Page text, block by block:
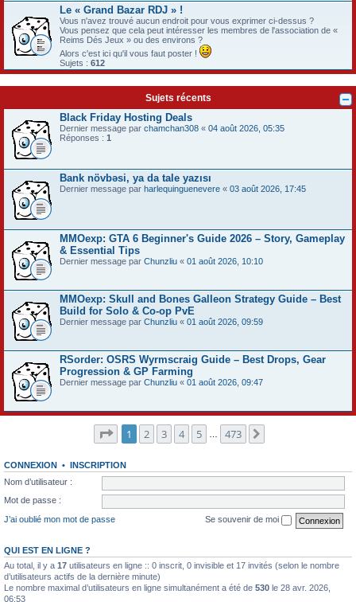
Le « Grand Bazar RDJ » !
Vous n'avez trouvé aucun endroit pour vous exprimer ci-dessus ?
Vous pensez que cela peut intéresser les membres de l'association de «
Reims Dés Jeux » ou des environs ?
Alors c'est ici qu'il vous faut poster !
Sujets : 612
Sujets récents
Black Friday Hosting Deals
Dernier message par chamchan308 « 04 août 2026, 05:35
Réponses : 1
Bank növbəsi, ya da tale yazısı
Dernier message par harlequinguenevere « 03 août 2026, 17:45
MMOexp: GTA 6 Beginner's Guide 2026 – Story, Gameplay
& Essential Tips
Dernier message par Chunzliu « 01 août 2026, 10:10
MMOexp: Skull and Bones Galleon Strategy Guide – Best
Build for Solo & Co-op PvE
Dernier message par Chunzliu « 01 août 2026, 09:59
RSorder: OSRS Wyrmscraig Guide – Best Drops, Gear
Progression & GP Farming
Dernier message par Chunzliu « 01 août 2026, 09:47
Page sur473
1 2 3 4 5 473
CONNEXION • INSCRIPTION
Nom d’utilisateur :
Mot de passe :
J’ai oublié mon mot de passe
Se souvenir de moi
QUI EST EN LIGNE ?
Au total, il y a 17 utilisateurs en ligne :: 0 inscrit, 0 invisible et 17 invités (selon le nombre
d’utilisateurs actifs de la dernière minute)
Le nombre maximal d’utilisateurs en ligne simultanément a été de 530 le 28 avr. 2026,
06:53